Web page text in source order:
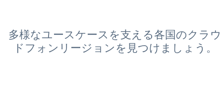
多様なユースケースを支える各国のクラウ
ドフォンリージョンを見つけましょう。